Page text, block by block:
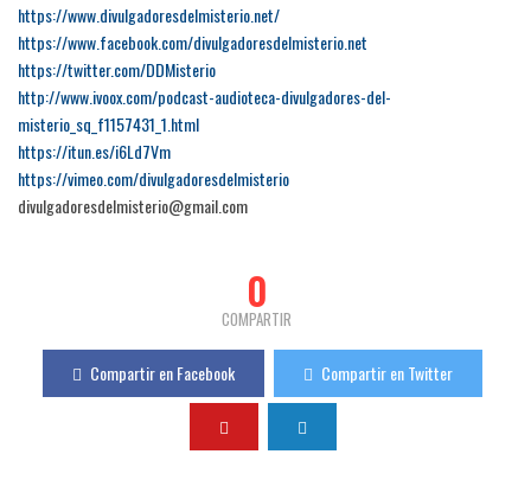
https://www.divulgadoresdelmisterio.net/
https://www.facebook.com/divulgadoresdelmisterio.net
https://twitter.com/DDMisterio
http://www.ivoox.com/podcast-audioteca-divulgadores-del-
misterio_sq_f1157431_1.html
https://itun.es/i6Ld7Vm
https://vimeo.com/divulgadoresdelmisterio
divulgadoresdelmisterio@gmail.com
0
COMPARTIR
Compartir en Facebook Compartir en Twitter